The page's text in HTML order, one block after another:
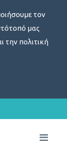
τον
μας
την πολιτική